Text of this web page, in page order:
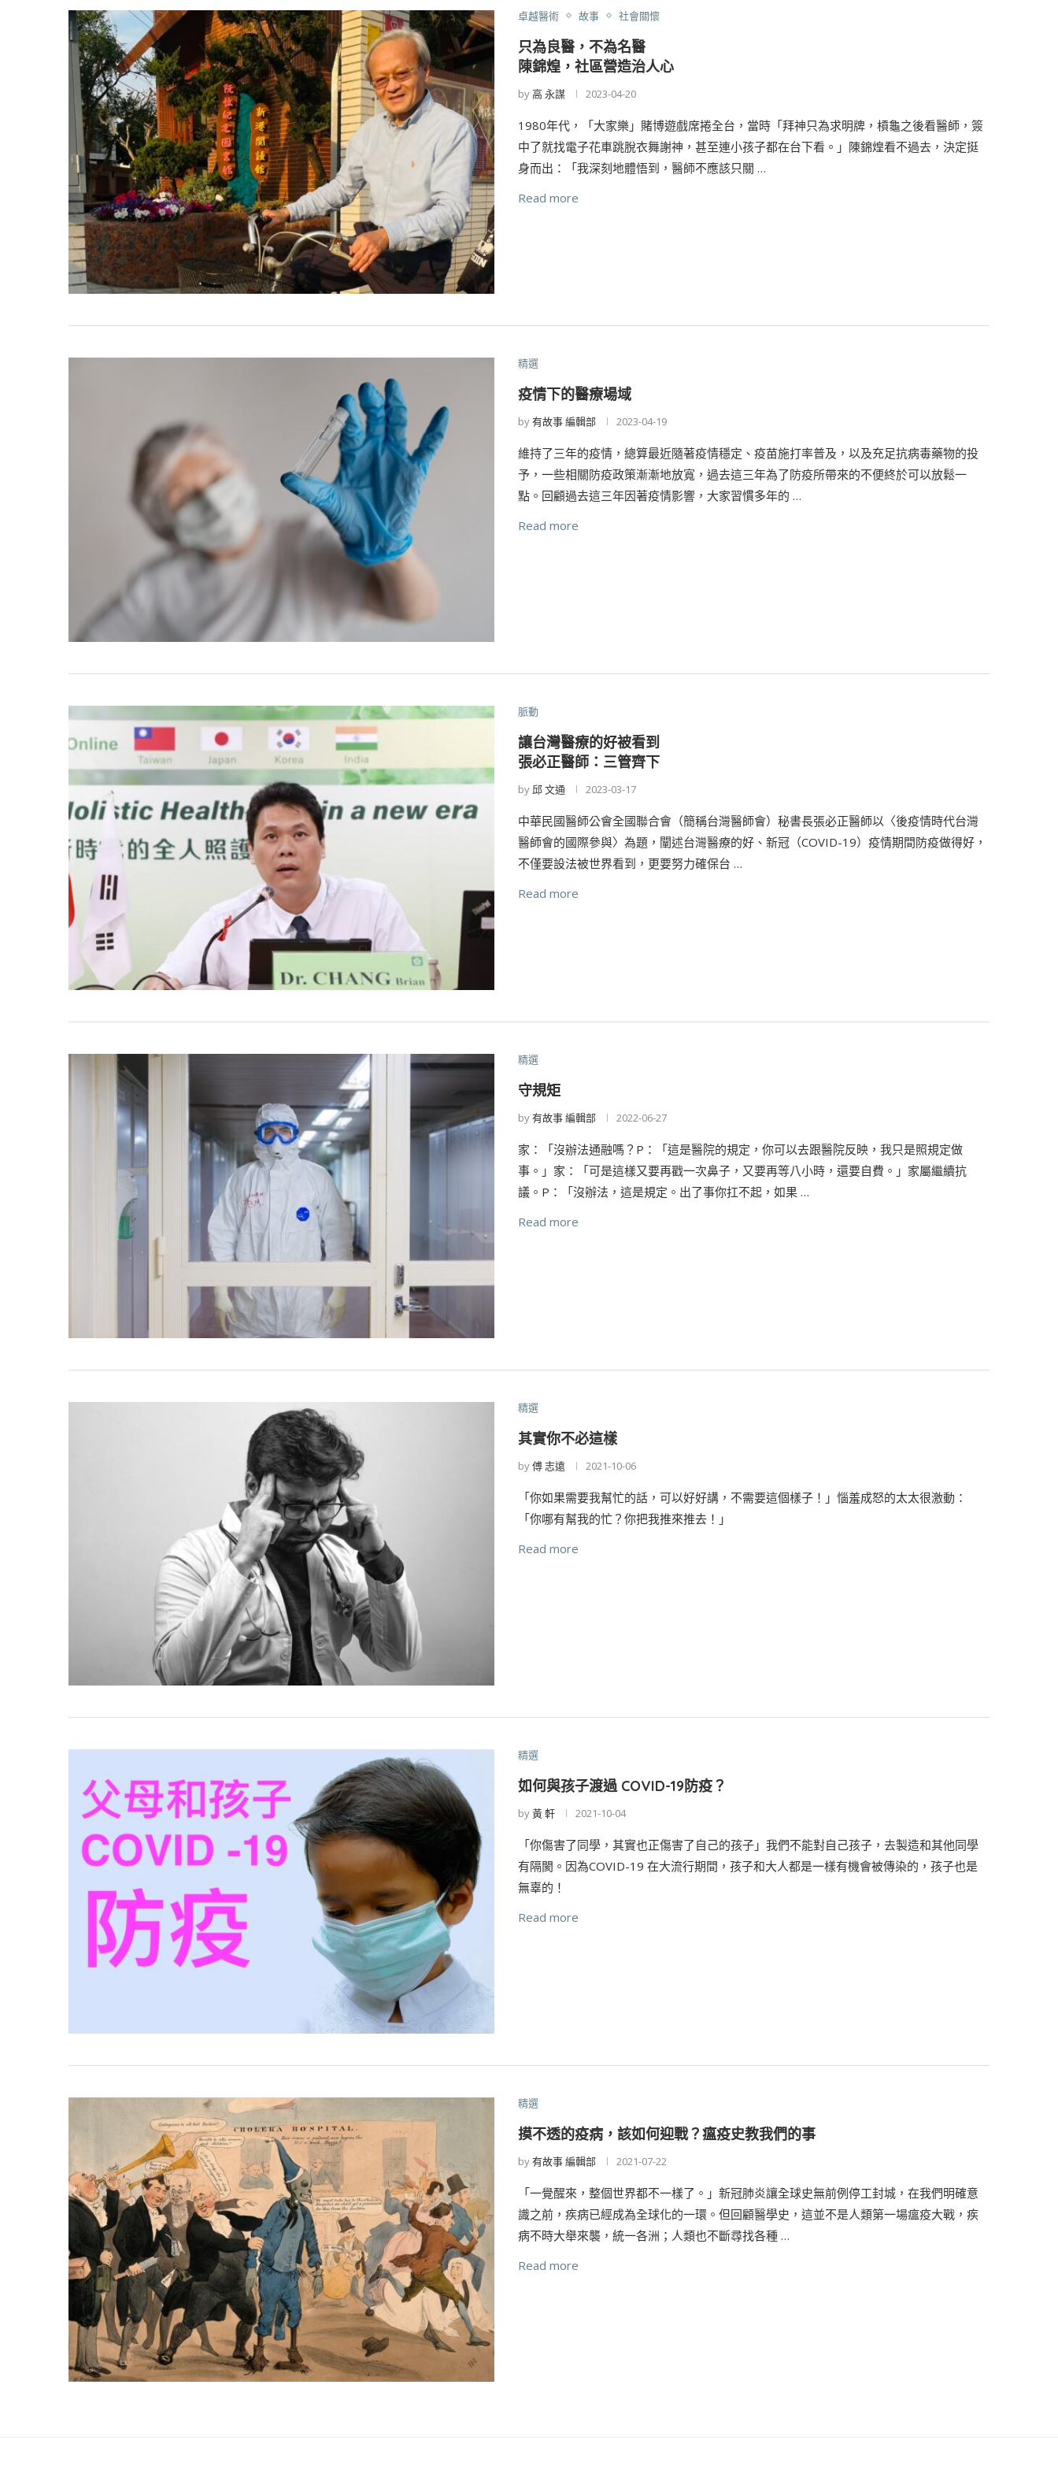
卓越醫術 故事 社會關懷
只為良醫，不為名醫
陳錦煌，社區營造治人心
by高 永謀 2023-04-20
1980年代，「大家樂」賭博遊戲席捲全台，當時「拜神只為求明牌，槓龜之後看醫師，簽
中了就找電子花車跳脫衣舞謝神，甚至連小孩子都在台下看。」陳錦煌看不過去，決定挺
身而出：「我深刻地體悟到，醫師不應該只關 …
Read more
精選
疫情下的醫療場域
by有故事 編輯部 2023-04-19
維持了三年的疫情，總算最近隨著疫情穩定、疫苗施打率普及，以及充足抗病毒藥物的投
予，一些相關防疫政策漸漸地放寬，過去這三年為了防疫所帶來的不便終於可以放鬆一
點。回顧過去這三年因著疫情影響，大家習慣多年的 …
Read more
脈動
讓台灣醫療的好被看到
張必正醫師：三管齊下
by 邱 文通 2023-03-17
中華民國醫師公會全國聯合會（簡稱台灣醫師會）秘書長張必正醫師以〈後疫情時代台灣
醫師會的國際參與〉為題，闡述台灣醫療的好、新冠（COVID-19）疫情期間防疫做得好，
不僅要設法被世界看到，更要努力確保台 …
Read more
精選
守規矩
by有故事 編輯部 2022-06-27
家：「沒辦法通融嗎？P：「這是醫院的規定，你可以去跟醫院反映，我只是照規定做
事。」家：「可是這樣又要再戳一次鼻子，又要再等八小時，還要自費。」家屬繼續抗
議。P：「沒辦法，這是規定。出了事你扛不起，如果 …
Read more
精選
其實你不必這樣
by傅 志遠 2021-10-06
「你如果需要我幫忙的話，可以好好講，不需要這個樣子！」惱羞成怒的太太很激動：
「你哪有幫我的忙？你把我推來推去！」
Read more
精選
如何與孩子渡過 COVID-19防疫？
by黃 軒 2021-10-04
「你傷害了同學，其實也正傷害了自己的孩子」我們不能對自己孩子，去製造和其他同學
有隔閡。因為COVID-19 在大流行期間，孩子和大人都是一樣有機會被傳染的，孩子也是
無辜的！
Read more
精選
摸不透的疫病，該如何迎戰？瘟疫史教我們的事
by有故事 編輯部 2021-07-22
「一覺醒來，整個世界都不一樣了。」新冠肺炎讓全球史無前例停工封城，在我們明確意
識之前，疾病已經成為全球化的一環。但回顧醫學史，這並不是人類第一場瘟疫大戰，疾
病不時大舉來襲，統一各洲；人類也不斷尋找各種 …
Read more